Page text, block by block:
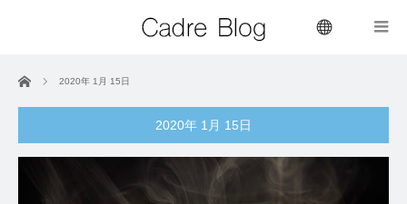
ホーム 2020年 1月 15日
2020年 1月 15日